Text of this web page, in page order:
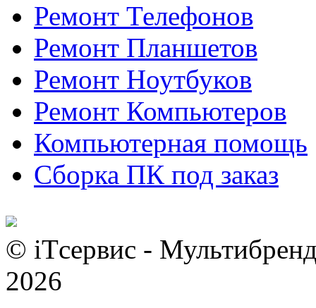
Ремонт Телефонов
Ремонт Планшетов
Ремонт Ноутбуков
Ремонт Компьютеров
Компьютерная помощь
Сборка ПК под заказ
© iTсервис -
2026